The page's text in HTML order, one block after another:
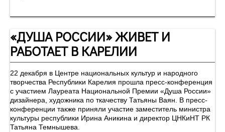
«ДУША РОССИИ» ЖИВЕТ И
РАБОТАЕТ В КАРЕЛИИ
22 декабря в Центре национальных культур и народного
творчества Республики Карелия прошла пресс-конференция
с участием Лауреата Национальной Премии «Душа России»
дизайнера, художника по ткачеству Татьяны Ваян. В пресс-
конференции также приняли участие заместитель министра
культуры республики Ирина Аникина и директор ЦНКиНТ РК
Татьяна Темнышева.